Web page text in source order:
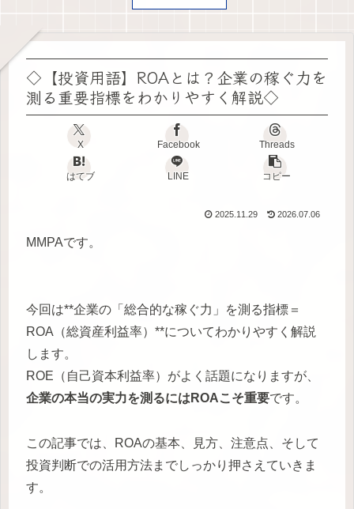
◇【投資用語】ROAとは？企業の稼ぐ力を
測る重要指標をわかりやすく解説◇
X Facebook Threads
はてブ LINE コピー
2025.11.29 2026.07.06
MMPAです。
今回は**企業の「総合的な稼ぐ力」を測る指標＝
ROA（総資産利益率）**についてわかりやすく解説
します。
ROE（自己資本利益率）がよく話題になりますが、
企業の本当の実力を測るにはROAこそ重要です。
この記事では、ROAの基本、見方、注意点、そして
投資判断での活用方法までしっかり押さえていきま
す。